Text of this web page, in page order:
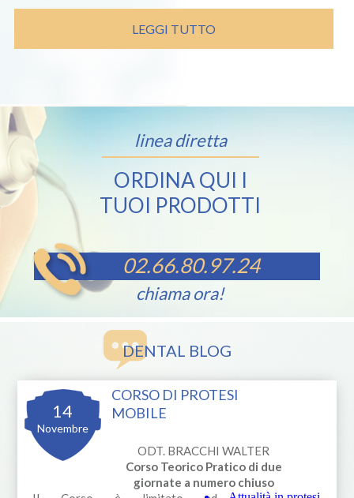
originale
era:
€ 13,90.
attuale
è:
€ 9,00.
LEGGI TUTTO
linea diretta
ORDINA QUI I
TUOI PRODOTTI
02.66.80.97.24
chiama ora!
DENTAL BLOG
14
Novembre
CORSO DI PROTESI
MOBILE
ODT. BRACCHI WALTER
Corso Teorico Pratico di due
giornate a numero chiuso